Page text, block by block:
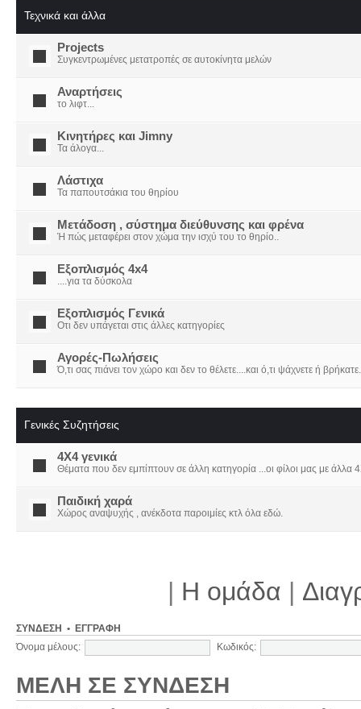
Τεχνικά και άλλα
Projects
Συγκεντρωμένες μετατροπές σε αυτοκίνητα μελών
Αναρτήσεις
το λιφτ...
Κινητήρες και Jimny
Τα άλογα...
Λάστιχα
Τα παπουτσάκια του θηρίου
Μετάδοση , σύστημα διεύθυνσης και φρένα
Ή πώς μεταφέρει στον χώμα την ισχύ του το θηρίο..
Εξοπλισμός 4x4
....για τα δύσκολα
Εξοπλισμός Γενικά
Οτι δεν υπάγεται στις άλλες κατηγορίες
Αγορές-Πωλήσεις
Ό,τι σας πιάνει τον χώρο και δεν το θέλετε....και ό,τι ψάχνετε ή
Γενικές Συζητήσεις
4X4 γενικά
Θέματα που δεν εμπίπτουν σε άλλη κατηγορία ...οι φίλοι μας με άλλα
Παιδική χαρά
Χώρος αναψυχής , ανέκδοτα παροιμίες κτλ όλα εδώ.
| Η ομάδα |
ΣΎΝΔΕΣΗ • ΕΓΓΡΑΦΉ
Όνομα μέλους: Κωδικός:
ΜΈΛΗ ΣΕ ΣΎΝΔΕΣΗ